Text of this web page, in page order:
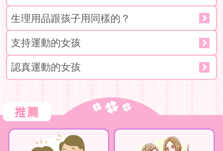
生理用品跟孩子用同樣的？
支持運動的女孩
認真運動的女孩